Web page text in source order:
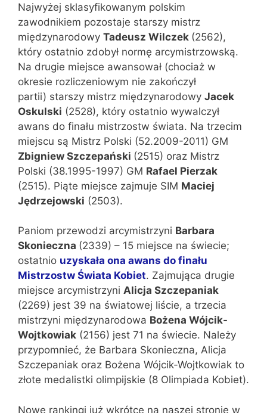
Najwyżej sklasyfikowanym polskim
zawodnikiem pozostaje starszy mistrz
międzynarodowy Tadeusz Wilczek (2562),
który ostatnio zdobył normę arcymistrzowską.
Na drugie miejsce awansował (chociaż w
okresie rozliczeniowym nie zakończył
partii) starszy mistrz międzynarodowy Jacek
Oskulski (2528), który ostatnio wywalczył
awans do finału mistrzostw świata. Na trzecim
miejscu są Mistrz Polski (52.2009-2011) GM
Zbigniew Szczepański (2515) oraz Mistrz
Polski (38.1995-1997) GM Rafael Pierzak
(2515). Piąte miejsce zajmuje SIM Maciej
Jędrzejowski (2503).
Paniom przewodzi arcymistrzyni Barbara
Skonieczna (2339) – 15 miejsce na świecie;
ostatnio uzyskała ona awans do finału
Mistrzostw Świata Kobiet. Zajmująca drugie
miejsce arcymistrzyni Alicja Szczepaniak
(2269) jest 39 na światowej liście, a trzecia
mistrzyni międzynarodowa Bożena Wójcik-
Wojtkowiak (2156) jest 71 na świecie. Należy
przypomnieć, że Barbara Skonieczna, Alicja
Szczepaniak oraz Bożena Wójcik-Wojtkowiak to
złote medalistki olimpijskie (8 Olimpiada Kobiet).
Nowe rankingi już wkrótce na naszej stronie w